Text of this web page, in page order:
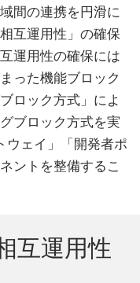
間の連携を円滑に
互運用性」の確保
運用性の確保には
った機能ブロック
ロック方式」によ
ブロック方式を実
ウェイ」「開発者ポ
ントを整備するこ
互運用性